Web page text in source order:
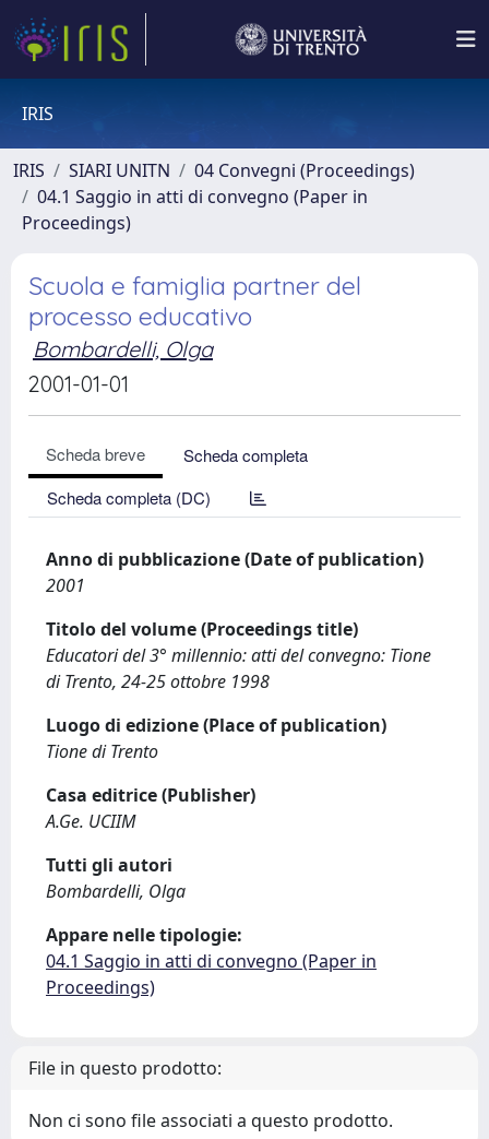
IRIS
IRIS SIARI UNITN
04 Convegni (Proceedings)
04.1 Saggio in atti di convegno (Paper in
Proceedings)
Scuola e famiglia partner del
processo educativo
Bombardelli, Olga
2001-01-01
Scheda breve
Scheda completa
Scheda completa (DC)
Anno di pubblicazione (Date of publication)
2001
Titolo del volume (Proceedings title)
Educatori del 3° millennio: atti del convegno: Tione
di Trento, 24-25 ottobre 1998
Luogo di edizione (Place of publication)
Tione di Trento
Casa editrice (Publisher)
A.Ge. UCIIM
Tutti gli autori
Bombardelli, Olga
Appare nelle tipologie:
04.1 Saggio in atti di convegno (Paper in
Proceedings)
File in questo prodotto:
Non ci sono file associati a questo prodotto.